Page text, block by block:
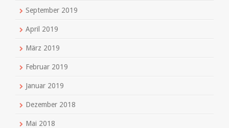
September 2019
April 2019
März 2019
Februar 2019
Januar 2019
Dezember 2018
Mai 2018